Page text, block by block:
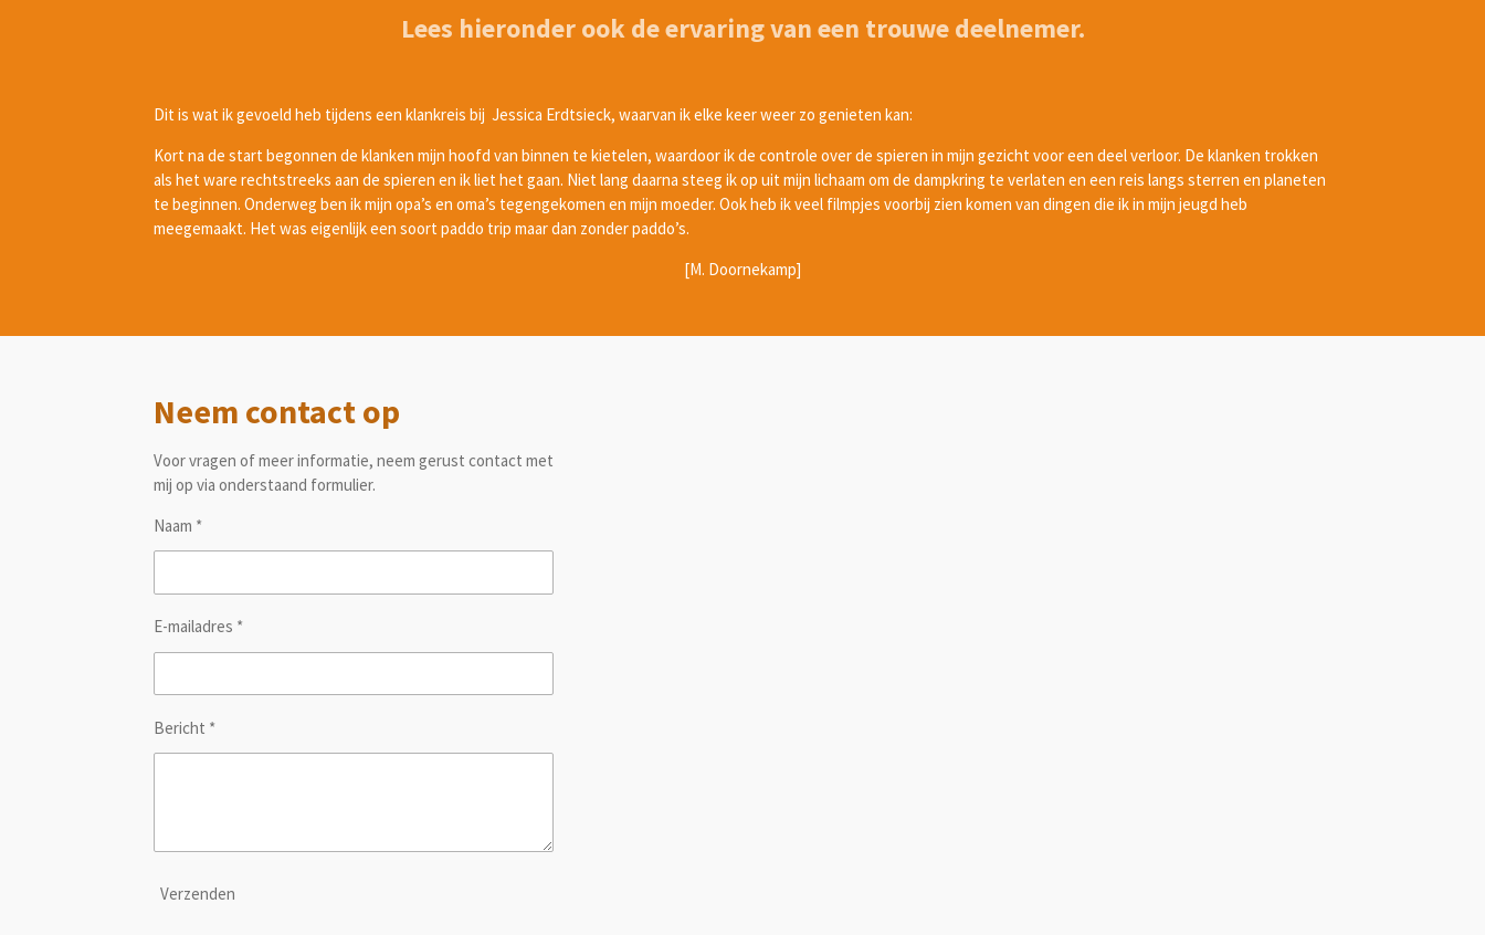
Lees hieronder ook de ervaring van een trouwe deelnemer.
Dit is wat ik gevoeld heb tijdens een klankreis bij Jessica Erdtsieck, waarvan ik elke keer weer zo genieten kan:
Kort na de start begonnen de klanken mijn hoofd van binnen te kietelen, waardoor ik de controle over de spieren in mijn gezicht voor een deel verloor. De klanken trokken
als het ware rechtstreeks aan de spieren en ik liet het gaan. Niet lang daarna steeg ik op uit mijn lichaam om de dampkring te verlaten en een reis langs sterren en planeten
te beginnen. Onderweg ben ik mijn opa’s en oma’s tegengekomen en mijn moeder. Ook heb ik veel filmpjes voorbij zien komen van dingen die ik in mijn jeugd heb
meegemaakt. Het was eigenlijk een soort paddo trip maar dan zonder paddo’s.
[M. Doornekamp]
Neem contact op
Voor vragen of meer informatie, neem gerust contact met
mij op via onderstaand formulier.
Naam *
E-mailadres *
Bericht *
Verzenden